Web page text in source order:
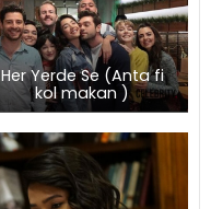
Her Yerde Se (Anta fi
kol makan )